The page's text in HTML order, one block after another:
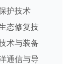
护技术
态修复技
术与装备
通信与导